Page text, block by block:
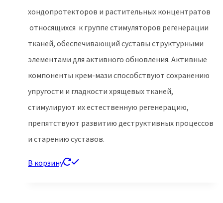
хондопротекторов и растительных концентратов
относящихся к группе стимуляторов регенерации
тканей, обеспечивающий суставы структурными
элементами для активного обновления. Активные
компоненты крем-мази способствуют сохранению
упругости и гладкости хрящевых тканей,
стимулируют их естественную регенерацию,
препятствуют развитию деструктивных процессов
и старению суставов.
В корзину